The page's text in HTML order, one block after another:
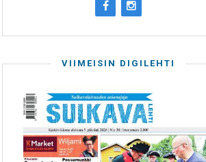
VIIMEISIN DIGILEHTI